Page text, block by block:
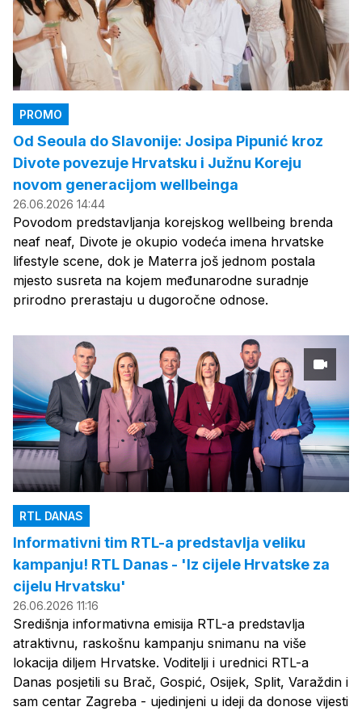
PROMO
Od Seoula do Slavonije: Josipa Pipunić kroz
Divote povezuje Hrvatsku i Južnu Koreju
novom generacijom wellbeinga
26.06.2026 14:44
Povodom predstavljanja korejskog wellbeing brenda
neaf neaf, Divote je okupio vodeća imena hrvatske
lifestyle scene, dok je Materra još jednom postala
mjesto susreta na kojem međunarodne suradnje
prirodno prerastaju u dugoročne odnose.
RTL DANAS
Informativni tim RTL-a predstavlja veliku
kampanju! RTL Danas - 'Iz cijele Hrvatske za
cijelu Hrvatsku'
26.06.2026 11:16
Središnja informativna emisija RTL-a predstavlja
atraktivnu, raskošnu kampanju snimanu na više
lokacija diljem Hrvatske. Voditelji i urednici RTL-a
Danas posjetili su Brač, Gospić, Osijek, Split, Varaždin i
sam centar Zagreba - ujedinjeni u ideji da donose vijesti